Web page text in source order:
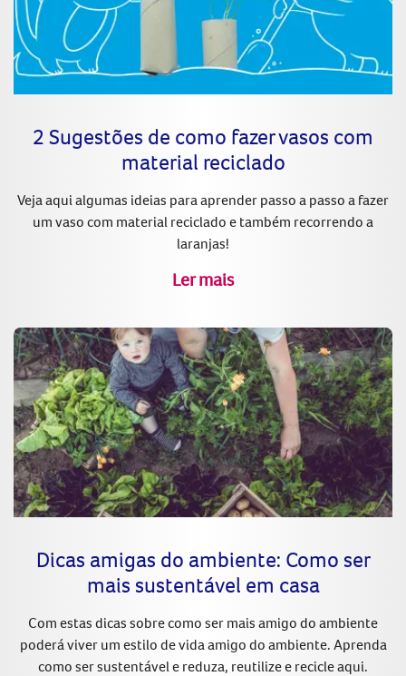
2 Sugestões de como fazer vasos com
material reciclado
Veja aqui algumas ideias para aprender passo a passo a fazer
um vaso com material reciclado e também recorrendo a
laranjas!
Ler mais
Dicas amigas do ambiente: Como ser
mais sustentável em casa
Com estas dicas sobre como ser mais amigo do ambiente
poderá viver um estilo de vida amigo do ambiente. Aprenda
como ser sustentável e reduza, reutilize e recicle aqui.